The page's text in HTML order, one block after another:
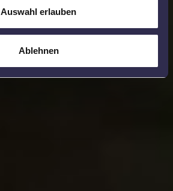
Auswahl erlauben
Ablehnen